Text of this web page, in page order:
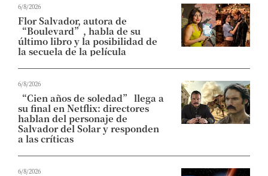
6/8/2026
Flor Salvador, autora de
“Boulevard”, habla de su
último libro y la posibilidad de
la secuela de la película
6/8/2026
“Cien años de soledad” llega a
su final en Netflix: directores
hablan del personaje de
Salvador del Solar y responden
a las críticas
6/8/2026